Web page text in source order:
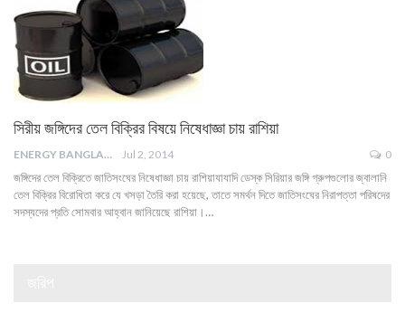
সিরীয় জঙ্গিদের তেল বিক্রির বিষয়ে নিষেধাজ্ঞা চায় রাশিয়া
ENERGY BANGLA Jul 2, 2014 0
জঙ্গিদের তেল বিক্রিতে জাতিসংঘের নিষেধাজ্ঞা চায় রাশিয়াযাযাদি ডেস্ক সিরিয়ার জঙ্গি গ্রুপগুলোর জ্বালানি
তেল বিক্রির বিরোধিতা করে যে খসড়া তৈরি করা হয়েছে, তাতে সমর্থন দিতে জাতিসংঘের নিরাপত্তা পরিষদের
সদস্যদের প্রতি সোমবার আহ্বান জানিয়েছে রাশিয়া।…